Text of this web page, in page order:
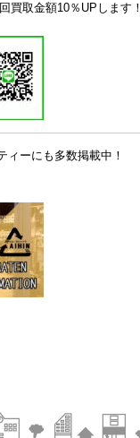
買取金額10％UPします！
ィーにも多数掲載中！